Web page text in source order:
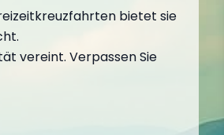
bietet sie
vereint. Verpassen Sie